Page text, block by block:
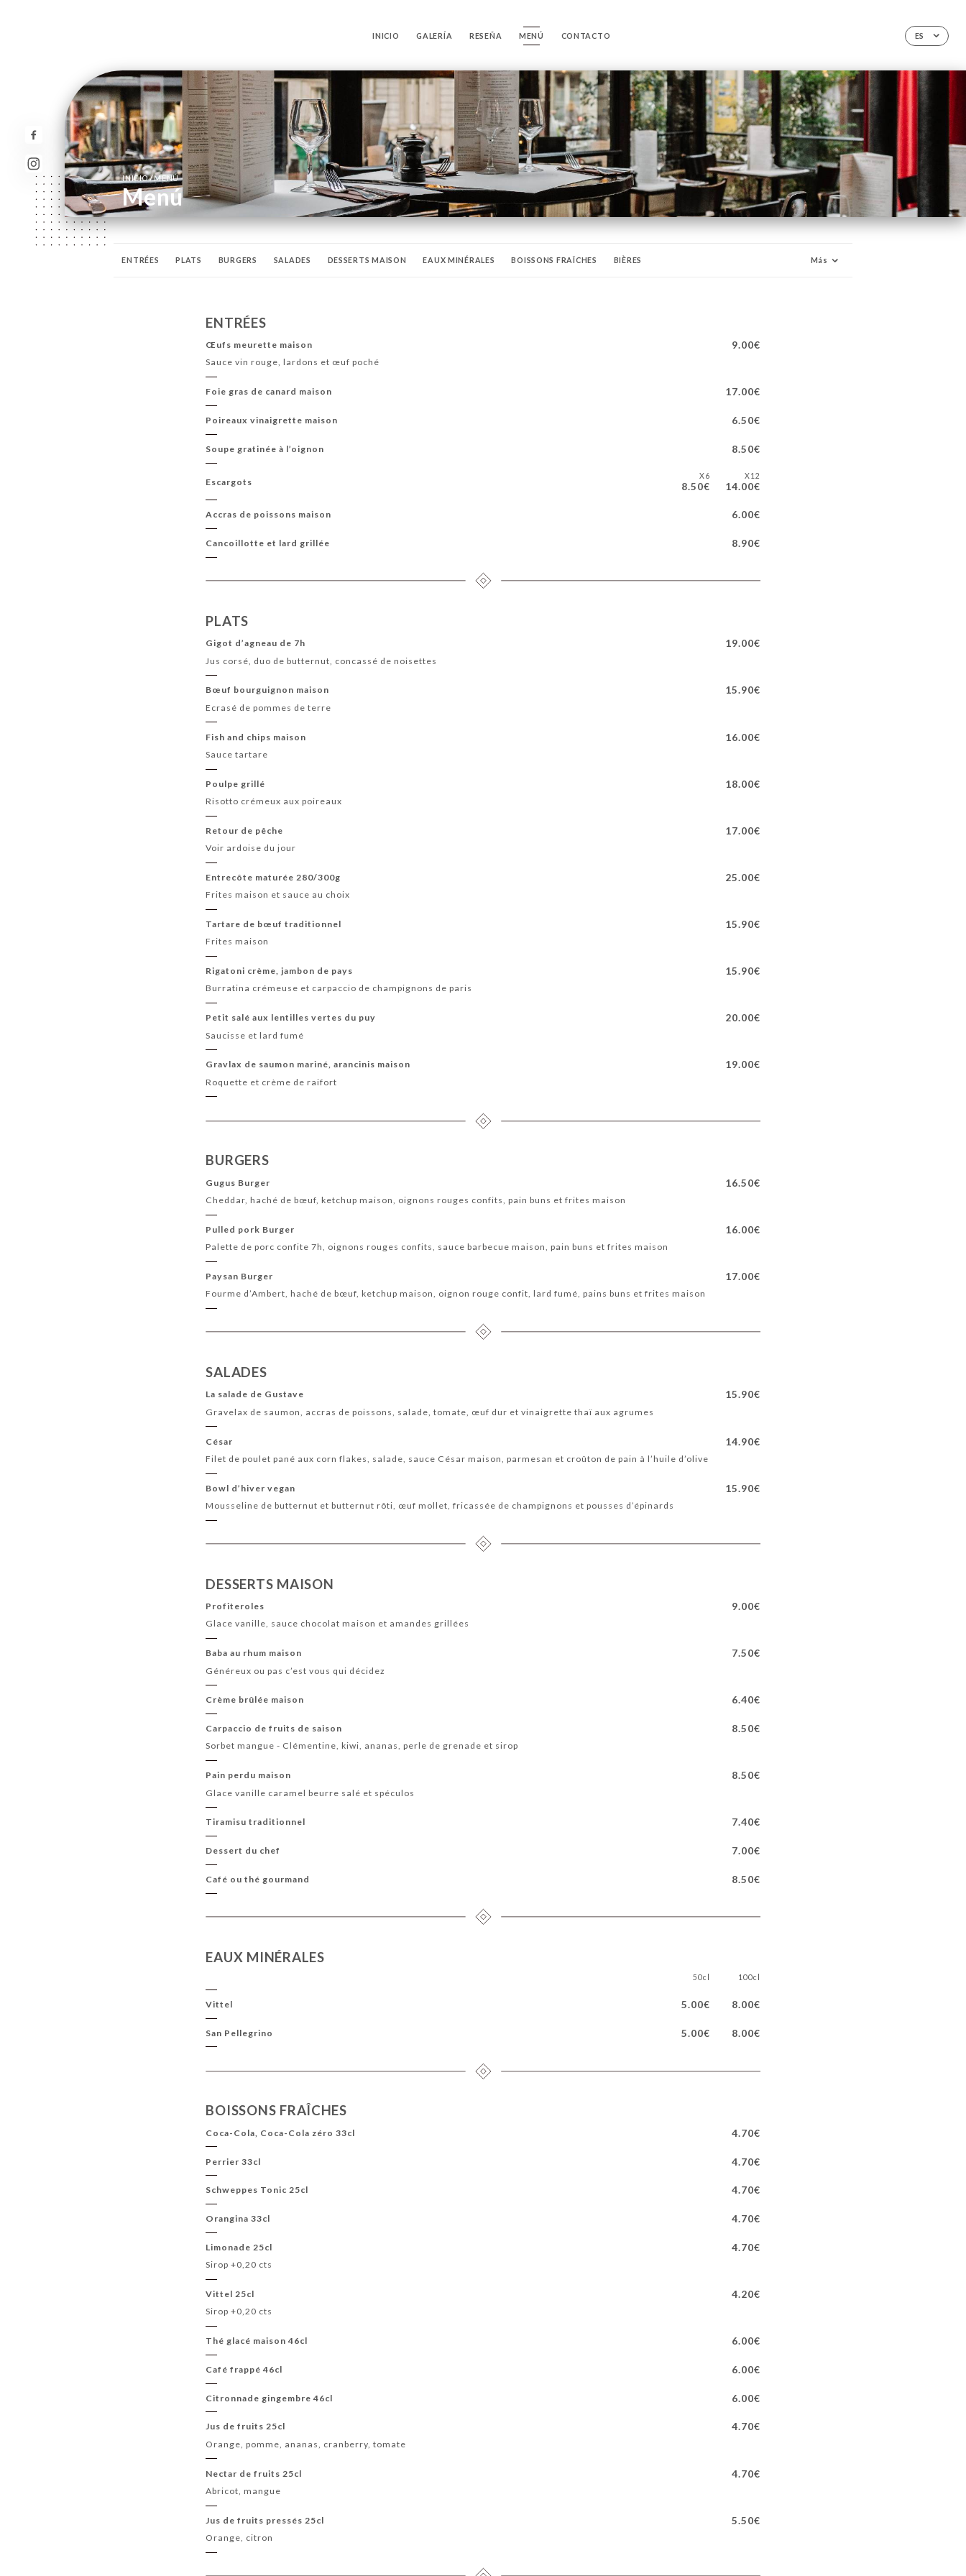
ES
INICIO GALERÍA RESEÑA MENÚ CONTACTO
INICIO/MENÚ
Menú
ENTRÉES PLATS BURGERS SALADES DESSERTS MAISON EAUX MINÉRALES BOISSONS FRAÎCHES BIÈRES
BOISSONS CHAUDES
Más
ENTRÉES
Œufs meurette maison 9.00€
Sauce vin rouge, lardons et œuf poché
Foie gras de canard maison 17.00€
Poireaux vinaigrette maison 6.50€
Soupe gratinée à l’oignon 8.50€
Escargots
X6
8.50€
X12
14.00€
Accras de poissons maison 6.00€
Cancoillotte et lard grillée 8.90€
PLATS
Gigot d’agneau de 7h 19.00€
Jus corsé, duo de butternut, concassé de noisettes
Bœuf bourguignon maison 15.90€
Ecrasé de pommes de terre
Fish and chips maison 16.00€
Sauce tartare
Poulpe grillé 18.00€
Risotto crémeux aux poireaux
Retour de pêche 17.00€
Voir ardoise du jour
Entrecôte maturée 280/300g 25.00€
Frites maison et sauce au choix
Tartare de bœuf traditionnel 15.90€
Frites maison
Rigatoni crème, jambon de pays 15.90€
Burratina crémeuse et carpaccio de champignons de paris
Petit salé aux lentilles vertes du puy 20.00€
Saucisse et lard fumé
Gravlax de saumon mariné, arancinis maison 19.00€
Roquette et crème de raifort
BURGERS
Gugus Burger 16.50€
Cheddar, haché de bœuf, ketchup maison, oignons rouges confits, pain buns et frites maison
Pulled pork Burger 16.00€
Palette de porc confite 7h, oignons rouges confits, sauce barbecue maison, pain buns et frites maison
Paysan Burger 17.00€
Fourme d’Ambert, haché de bœuf, ketchup maison, oignon rouge confit, lard fumé, pains buns et frites maison
SALADES
La salade de Gustave 15.90€
Gravelax de saumon, accras de poissons, salade, tomate, œuf dur et vinaigrette thaï aux agrumes
César 14.90€
Filet de poulet pané aux corn flakes, salade, sauce César maison, parmesan et croûton de pain à l’huile d’olive
Bowl d’hiver vegan 15.90€
Mousseline de butternut et butternut rôti, œuf mollet, fricassée de champignons et pousses d’épinards
DESSERTS MAISON
Profiteroles 9.00€
Glace vanille, sauce chocolat maison et amandes grillées
Baba au rhum maison 7.50€
Généreux ou pas c’est vous qui décidez
Crème brûlée maison 6.40€
Carpaccio de fruits de saison 8.50€
Sorbet mangue - Clémentine, kiwi, ananas, perle de grenade et sirop
Pain perdu maison 8.50€
Glace vanille caramel beurre salé et spéculos
Tiramisu traditionnel 7.40€
Dessert du chef 7.00€
Café ou thé gourmand 8.50€
EAUX MINÉRALES
50cl 100cl
Vittel 5.00€ 8.00€
San Pellegrino 5.00€ 8.00€
BOISSONS FRAÎCHES
Coca-Cola, Coca-Cola zéro 33cl 4.70€
Perrier 33cl 4.70€
Schweppes Tonic 25cl 4.70€
Orangina 33cl 4.70€
Limonade 25cl 4.70€
Sirop +0,20 cts
Vittel 25cl 4.20€
Sirop +0,20 cts
Thé glacé maison 46cl 6.00€
Café frappé 46cl 6.00€
Citronnade gingembre 46cl 6.00€
Jus de fruits 25cl 4.70€
Orange, pomme, ananas, cranberry, tomate
Nectar de fruits 25cl 4.70€
Abricot, mangue
Jus de fruits pressés 25cl 5.50€
Orange, citron